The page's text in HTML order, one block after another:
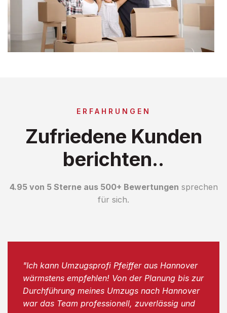
ERFAHRUNGEN
Zufriedene Kunden
berichten..
4.95 von 5 Sterne aus 500+ Bewertungen sprechen
für sich.
"Ich kann Umzugsprofi Pfeiffer aus Hannover
wärmstens empfehlen! Von der Planung bis zur
Durchführung meines Umzugs nach Hannover
war das Team professionell, zuverlässig und